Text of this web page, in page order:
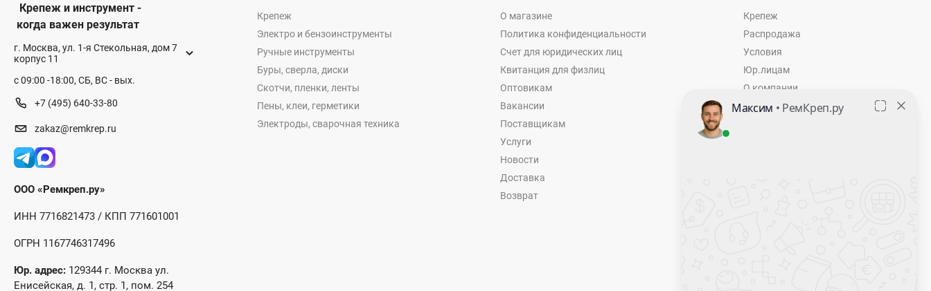
Крепеж и инструмент -
когда важен результат
г. Москва, ул. 1-я Стекольная, дом 7
корпус 11
с 09:00 -18:00, СБ, ВС - вых.
+7 (495) 640-33-80
zakaz@remkrep.ru
ООО «Ремкреп.ру»
ИНН 7716821473 / КПП 771601001
ОГРН 1167746317496
Юр. адрес: 129344 г. Москва ул.
Енисейская, д. 1, стр. 1, пом. 254
Крепеж
Электро и бензоинструменты
Ручные инструменты
Буры, сверла, диски
Скотчи, пленки, ленты
Пены, клеи, герметики
Электроды, сварочная техника
О магазине
Политика конфиденциальности
Счет для юридических лиц
Квитанция для физлиц
Оптовикам
Вакансии
Поставщикам
Услуги
Новости
Доставка
Возврат
Крепеж
Распродажа
Условия
Юр.лицам
О компании
Контакты